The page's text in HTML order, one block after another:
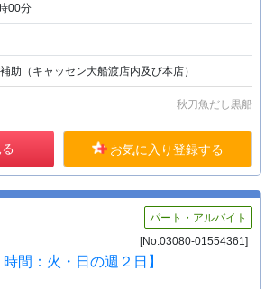
00分
助（キャッセン大船渡店内及び本店）
秋刀魚だし黒船
お気に入り登録する
パート・アルバイト
[No:03080-01554361]
間：火・日の週２日】